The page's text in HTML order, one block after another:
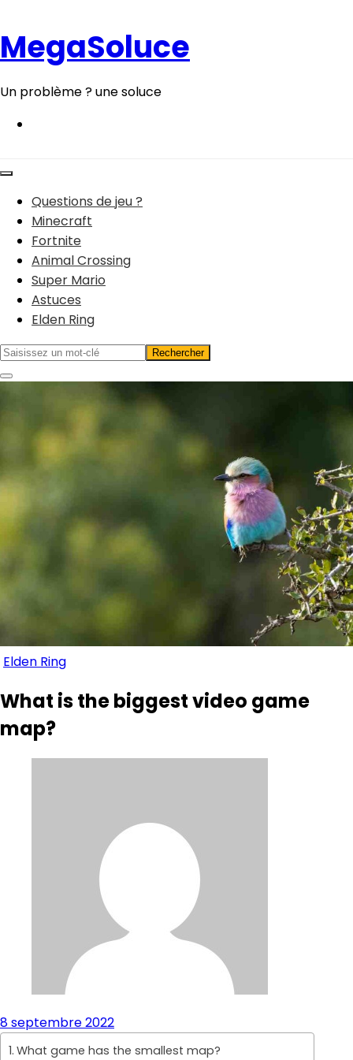
contenu
MegaSoluce
Un problème ? une soluce
Questions de jeu ?
Minecraft
Fortnite
Animal Crossing
Super Mario
Astuces
Elden Ring
Elden Ring
What is the biggest video game
map?
8 septembre 2022
What game has the smallest map?